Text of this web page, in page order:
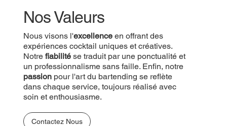
Nos Valeurs
Nous visons l'excellenceen offrant des
expériences cocktail uniques et créatives.
Notre fiabilité se traduit par une ponctualité et
un professionnalisme sans faille. Enfin, notre
passionpour l'art du bartending se reflète
dans chaque service, toujours réalisé avec
soin et enthousiasme.
Contactez Nous